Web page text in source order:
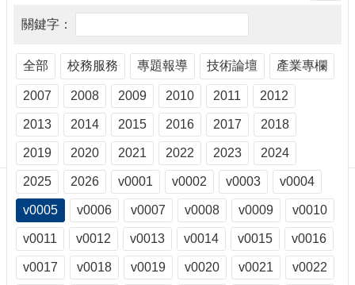
首
計
中
首
頁
聯
絡
資
訊
訂
閱/
取
消
網
全部 校務服務 專題報導 技術論壇 產業專欄
2007 2008 2009 2010 2011 2012
2013 2014 2015 2016 2017 2018
2019 2020 2021 2022 2023 2024
2025 2026 v0001 v0002 v0003 v0004
v0005 v0006 v0007 v0008 v0009 v0010
v0011 v0012 v0013 v0014 v0015 v0016
v0017 v0018 v0019 v0020 v0021 v0022